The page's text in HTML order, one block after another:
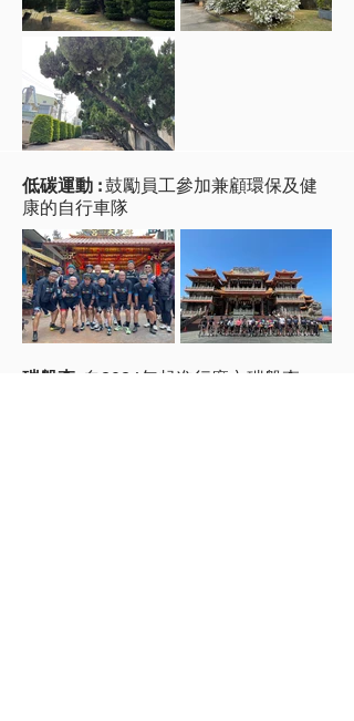
低碳運動 :鼓勵員工參加兼顧環保及健
康的自行車隊
碳盤查: 自2024年起進行廠內碳盤查，